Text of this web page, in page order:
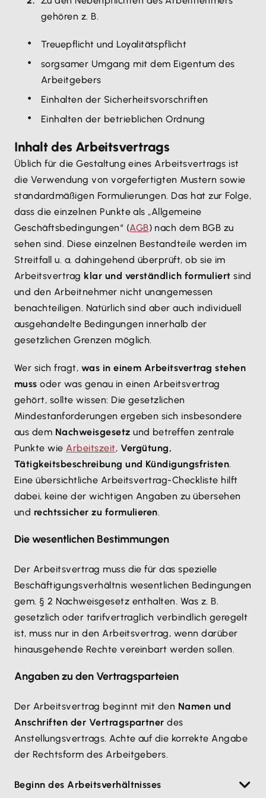
gehören z. B.
Treuepflicht und Loyalitätspflicht
sorgsamer Umgang mit dem Eigentum des
Arbeitgebers
Einhalten der Sicherheitsvorschriften
Einhalten der betrieblichen Ordnung
Inhalt des Arbeitsvertrags
Üblich für die Gestaltung eines Arbeitsvertrags ist
die Verwendung von vorgefertigten Mustern sowie
standardmäßigen Formulierungen. Das hat zur Folge,
dass die einzelnen Punkte als „Allgemeine
Geschäftsbedingungen“ (AGB) nach dem BGB zu
sehen sind. Diese einzelnen Bestandteile werden im
Streitfall u. a. dahingehend überprüft, ob sie im
Arbeitsvertrag klar und verständlich formuliert sind
und den Arbeitnehmer nicht unangemessen
benachteiligen. Natürlich sind aber auch individuell
ausgehandelte Bedingungen innerhalb der
gesetzlichen Grenzen möglich.
Wer sich fragt, was in einem Arbeitsvertrag stehen
muss oder was genau in einen Arbeitsvertrag
gehört, sollte wissen: Die gesetzlichen
Mindestanforderungen ergeben sich insbesondere
aus dem Nachweisgesetz und betreffen zentrale
Punkte wieArbeitszeit, Vergütung,
Tätigkeitsbeschreibung und Kündigungsfristen.
Eine übersichtliche Arbeitsvertrag-Checkliste hilft
dabei, keine der wichtigen Angaben zu übersehen
und rechtssicher zu formulieren.
Die wesentlichen Bestimmungen
Der Arbeitsvertrag muss die für das spezielle
Beschäftigungsverhältnis wesentlichen Bedingungen
gem. § 2 Nachweisgesetz enthalten. Was z. B.
gesetzlich oder tarifvertraglich verbindlich geregelt
ist, muss nur in den Arbeitsvertrag, wenn darüber
hinausgehende Rechte vereinbart werden sollen.
Angaben zu den Vertragsparteien
Der Arbeitsvertrag beginnt mit den Namen und
Anschriften der Vertragspartnerdes
Anstellungsvertrags. Achte auf die korrekte Angabe
der Rechtsform des Arbeitgebers.
Beginn des Arbeitsverhältnisses